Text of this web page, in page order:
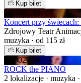
Kup bilet
20:3005.09
Koncert przy
Zdrojowy Teatr
muzyka · od 115 zł
Kup bilet
19:0025.09
ROCK the PIANO
2 lokalizacje · muzyka